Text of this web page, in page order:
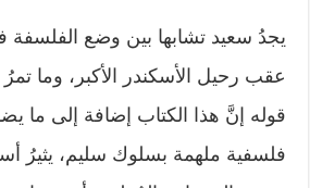
يجدُ سعيد تشابها بين وضع الفلسفة
عقب رحيل الأسكندر الأكبر، وما
قوله إنَّ هذا الكتاب إضافة إلى ما
فلسفية ملهمة بسلوك سليم، يثيرُ